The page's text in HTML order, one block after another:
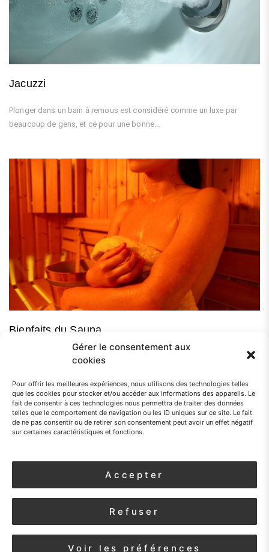
Gérer le consentement aux
cookies
Pour offrir les meilleures expériences, nous utilisons des technologies telles
que les cookies pour stocker et/ou accéder aux informations des appareils. Le
fait de consentir à ces technologies nous permettra de traiter des données
telles que le comportement de navigation ou les ID uniques sur ce site. Le fait
de ne pas consentir ou de retirer son consentement peut avoir un effet négatif
sur certaines caractéristiques et fonctions.
Accepter
Refuser
Voir les préférences
Jacuzzi
Plonger dans un bain à remous est considéré comme un luxe par
beaucoup de gens, et ce pour une bonne...
Bienfaits du Sauna
Il y a une raison valable pour laquelle les êtres humains ont utilisé des